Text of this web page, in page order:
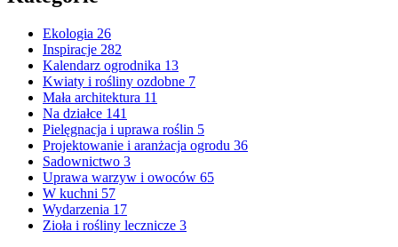
Ekologia 26
Inspiracje 282
Kalendarz ogrodnika 13
Kwiaty i rośliny ozdobne 7
Mała architektura 11
Na działce 141
Pielęgnacja i uprawa roślin 5
Projektowanie i aranżacja ogrodu 36
Sadownictwo 3
Uprawa warzyw i owoców 65
W kuchni 57
Wydarzenia 17
Zioła i rośliny lecznicze 3